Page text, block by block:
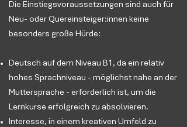
Die Einstiegsvoraussetzungen sind auch für
Neu- oder Quereinsteiger:innen keine
besonders große Hürde:
Deutsch auf dem Niveau B1, da ein relativ
hohes Sprachniveau - möglichst nahe an der
Muttersprache - erforderlich ist, um die
Lernkurse erfolgreich zu absolvieren.
Interesse, in einem kreativen Umfeld zu